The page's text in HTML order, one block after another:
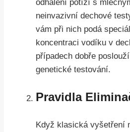
odhalení potíží s
neinvazivní dechové
vám při nich podá
koncentraci vodíku v
případech dobře
genetické testování.
Pravidla
Když klasická vyšetření